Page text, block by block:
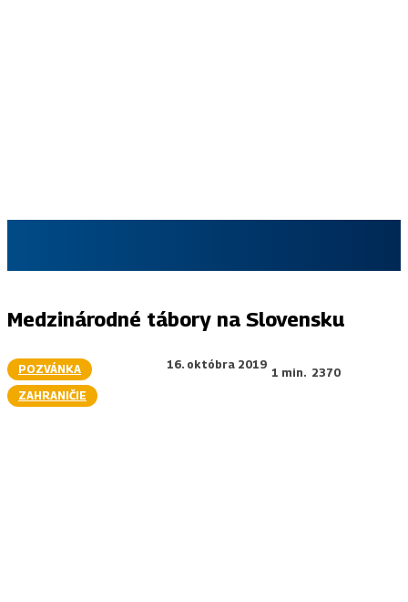
Medzinárodné tábory na Slovensku
POZVÁNKA
ZAHRANIČIE
16. októbra 2019
1 min. 2370